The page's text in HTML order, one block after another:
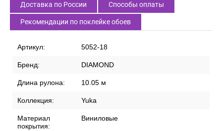
Доставка по России Способы оплаты
Рекомендации по поклейке обоев
Артикул: 5052-18
Бренд: DIAMOND
Длина рулона: 10.05 м
Коллекция: Yuka
Материал
покрытия:
Виниловые